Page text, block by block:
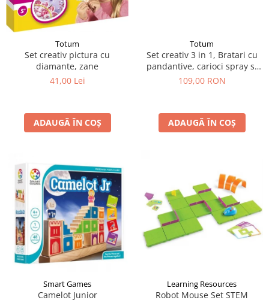
Totum
Set creativ pictura cu
diamante, zane
41,00 Lei
ADAUGĂ ÎN COȘ
Totum
Set creativ 3 in 1, Bratari cu
pandantive, carioci spray si
diamont painting, Gabby's
109,00 RON
ADAUGĂ ÎN COȘ
Smart Games
Camelot Junior
Learning Resources
Robot Mouse Set STEM